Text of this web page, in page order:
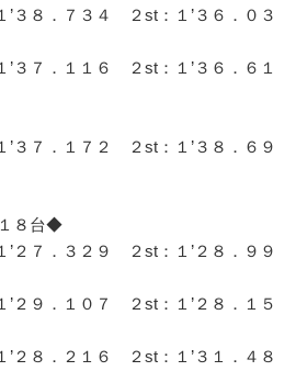
８．７３４ ２st：１’３６．０３
７．１１６ ２st：１’３６．６１
７．１７２ ２st：１’３８．６９
８台◆
７．３２９ ２st：１’２８．９９
９．１０７ ２st：１’２８．１５
８．２１６ ２st：１’３１．４８